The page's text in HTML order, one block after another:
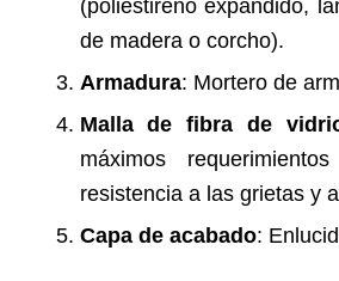
(poliestireno expandido,
de madera o corcho).
Armadura: Mortero de
Malla de fibra de
máximos
resistencia a las grietas y
Capa de acabado: